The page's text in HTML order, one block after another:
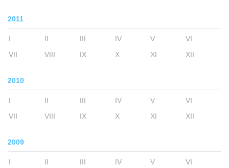
2011
I II III IV V
VI
VII
VIII IX X XI XII
2010
I II III IV V
VI
VII
VIII IX X XI XII
2009
I II III IV V
VI